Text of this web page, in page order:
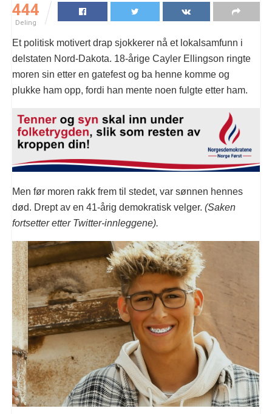
444
Deling
Et politisk motivert drap sjokkerer nå et lokalsamfunn i
delstaten Nord-Dakota. 18-årige Cayler Ellingson ringte
moren sin etter en gatefest og ba henne komme og
plukke ham opp, fordi han mente noen fulgte etter ham.
Men før moren rakk frem til stedet, var sønnen hennes
død. Drept av en 41-årig demokratisk velger. (Saken
fortsetter etter Twitter-innleggene).